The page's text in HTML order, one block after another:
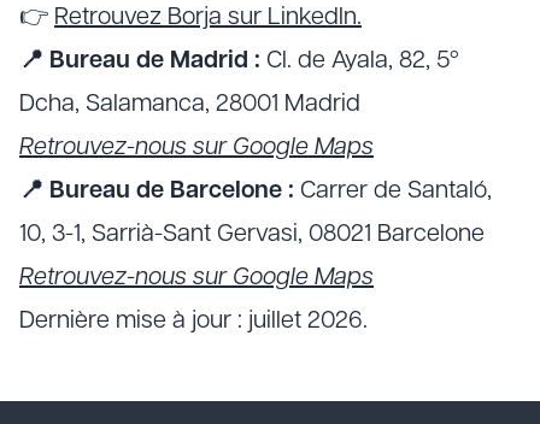
👉 Retrouvez Borja sur LinkedIn.
📍 Bureau de Madrid : Cl. de Ayala, 82, 5º
Dcha, Salamanca, 28001 Madrid
Retrouvez-nous sur Google Maps
📍 Bureau de Barcelone : Carrer de Santaló,
10, 3-1, Sarrià-Sant Gervasi, 08021 Barcelone
Retrouvez-nous sur Google Maps
Dernière mise à jour : juillet 2026.